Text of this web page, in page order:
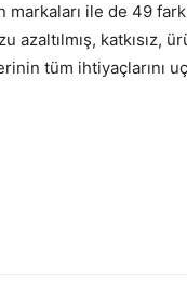
markaları ile de 49
azaltılmış, katkısız,
tüm ihtiyaçlarını